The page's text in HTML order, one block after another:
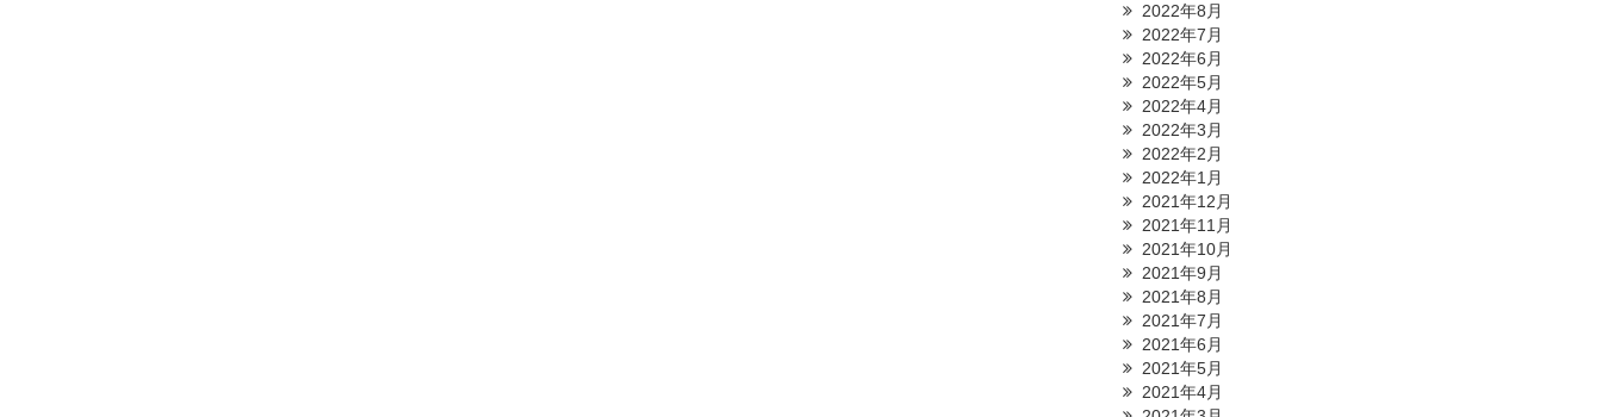
2022年8月
2022年7月
2022年6月
2022年5月
2022年4月
2022年3月
2022年2月
2022年1月
2021年12月
2021年11月
2021年10月
2021年9月
2021年8月
2021年7月
2021年6月
2021年5月
2021年4月